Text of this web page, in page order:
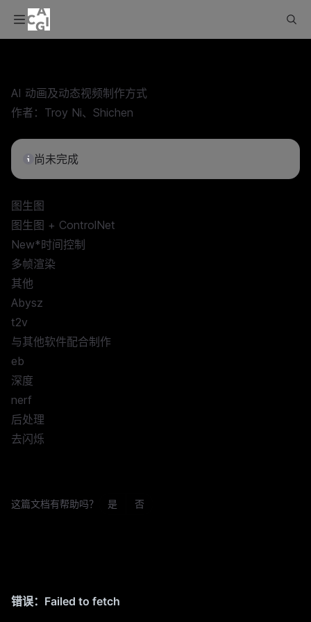
AI 动画及动态视频制作方式
作者： Troy Ni、 Shichen
尚未完成
图生图
图生图 + ControlNet
New*时间控制
多帧渲染
其他
Abysz
t2v
与其他软件配合制作
eb
深度
nerf
后处理
去闪烁
这篇文档有帮助吗？ 是 否